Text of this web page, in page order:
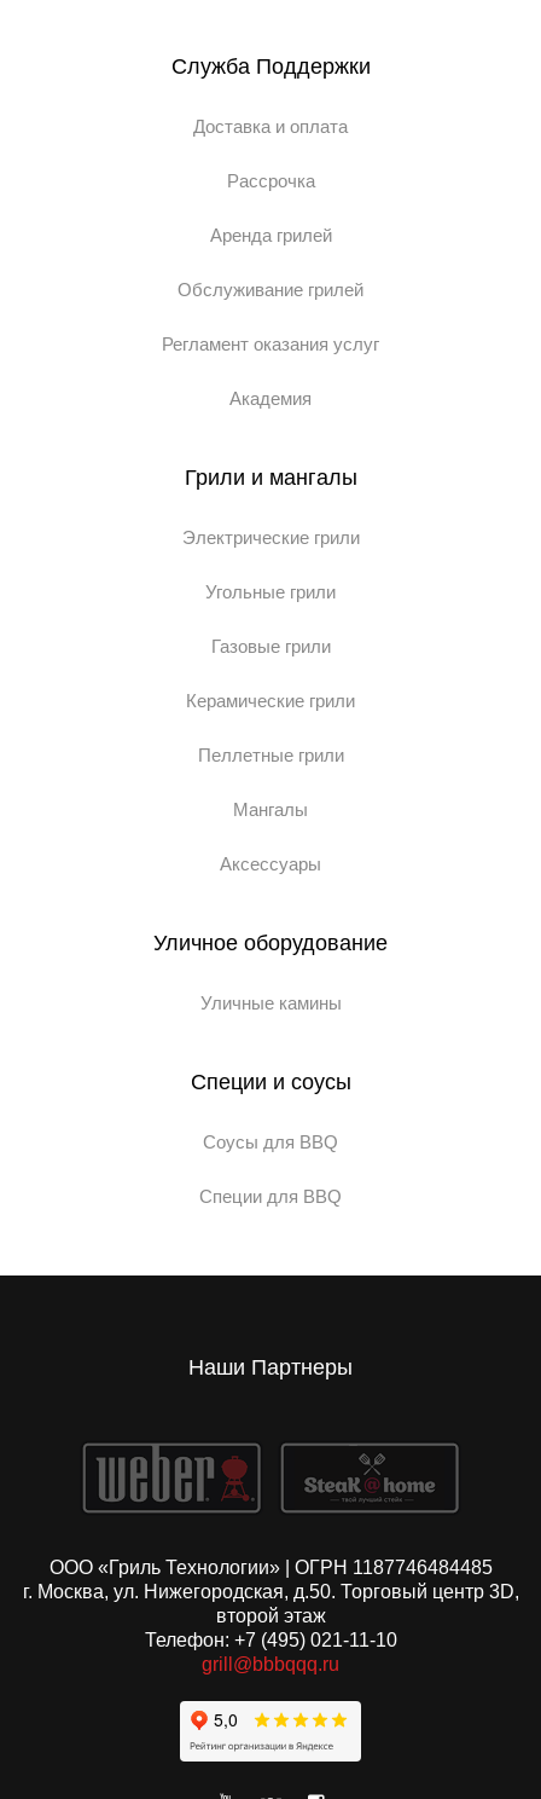
Служба Поддержки
Доставка и оплата
Рассрочка
Аренда грилей
Обслуживание грилей
Регламент оказания услуг
Академия
Грили и мангалы
Электрические грили
Угольные грили
Газовые грили
Керамические грили
Пеллетные грили
Мангалы
Аксессуары
Уличное оборудование
Уличные камины
Специи и соусы
Соусы для BBQ
Специи для BBQ
Наши Партнеры
ООО «Гриль Технологии» | ОГРН 1187746484485
г. Москва, ул. Нижегородская, д.50. Торговый центр 3D,
второй этаж
Телефон: +7 (495) 021-11-10
grill@bbbqqq.ru